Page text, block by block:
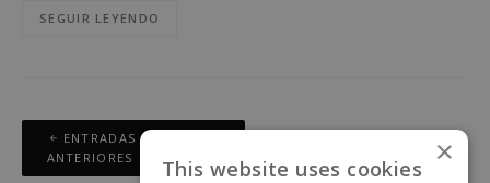
SEGUIR LEYENDO
Navegación
de
ENTRADAS
ANTERIORES
×
This website uses cookies